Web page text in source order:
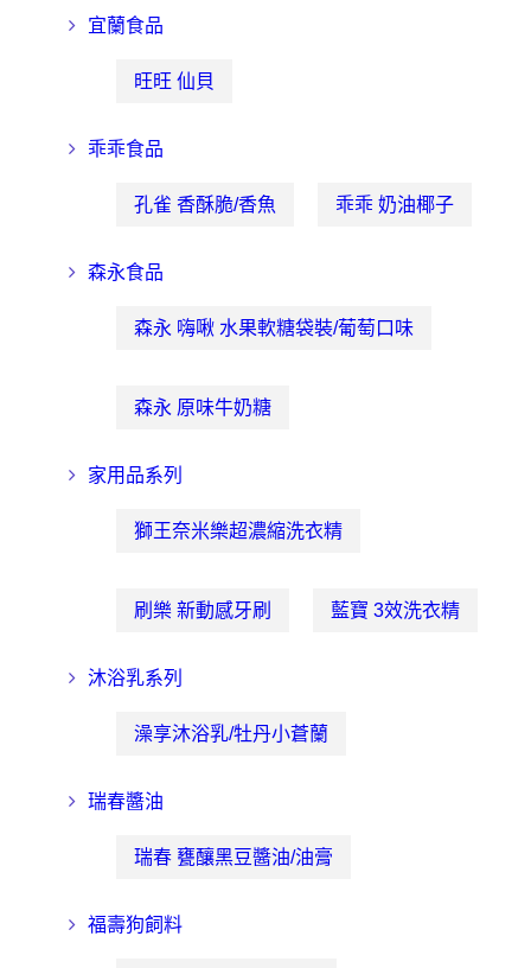
宜蘭食品
旺旺 仙貝
乖乖食品
孔雀 香酥脆/香魚 乖乖 奶油椰子
森永食品
森永 嗨啾 水果軟糖袋裝/葡萄口味
森永 原味牛奶糖
家用品系列
獅王奈米樂超濃縮洗衣精
刷樂 新動感牙刷 藍寶 3效洗衣精
沐浴乳系列
澡享沐浴乳/牡丹小蒼蘭
瑞春醬油
瑞春 甕釀黑豆醬油/油膏
福壽狗飼料